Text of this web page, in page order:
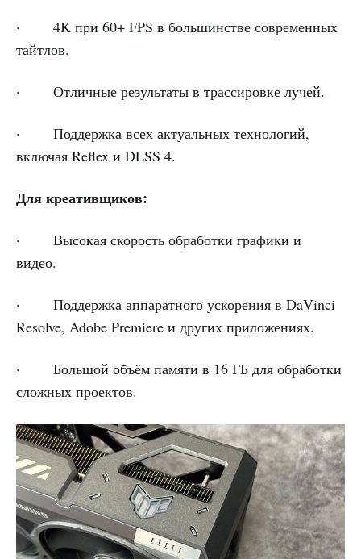
· 4K при 60+ FPS в большинстве современных
тайтлов.
· Отличные результаты в трассировке лучей.
· Поддержка всех актуальных технологий,
включая Reflex и DLSS 4.
Для креативщиков:
· Высокая скорость обработки графики и
видео.
· Поддержка аппаратного ускорения в DaVinci
Resolve, Adobe Premiere и других приложениях.
· Большой объём памяти в 16 ГБ для обработки
сложных проектов.